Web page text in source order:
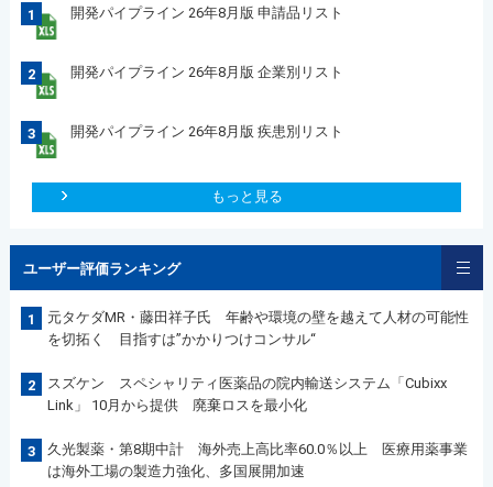
1 開発パイプライン 26年8月版 申請品リスト
2 開発パイプライン 26年8月版 企業別リスト
3 開発パイプライン 26年8月版 疾患別リスト
もっと見る
ユーザー評価ランキング
1
元タケダMR・藤田祥子氏 年齢や環境の壁を越えて人材の可能性
を切拓く 目指すは”かかりつけコンサル“
2
スズケン スペシャリティ医薬品の院内輸送システム「Cubixx
Link」 10月から提供 廃棄ロスを最小化
3
久光製薬・第8期中計 海外売上高比率60.0％以上 医療用薬事業
は海外工場の製造力強化、多国展開加速